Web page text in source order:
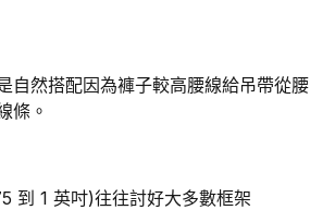
自然搭配因為褲子較高腰線給吊帶從腰
條。
到 1 英吋)往往討好大多數框架